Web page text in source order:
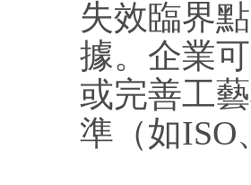
失效臨界
據。企業
或完善工
準（如